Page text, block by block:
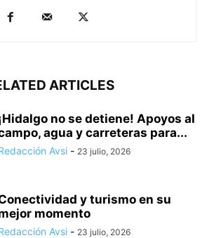
ARTICLES
no se detiene! Apoyos al
agua y carreteras para...
Avsi - 23 julio, 2026
y turismo en su
momento
Avsi - 23 julio, 2026